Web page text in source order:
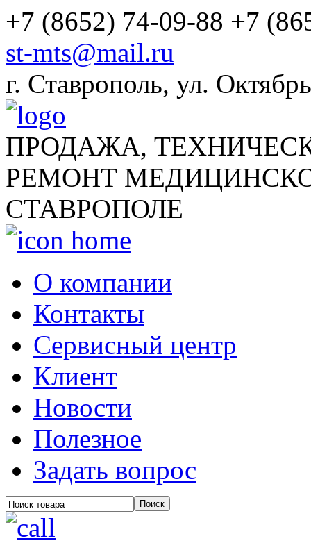
+7 (8652) 74-09-88 +7
st-mts@mail.ru
г. Ставрополь, ул.
ПРОДАЖА,
РЕМОНТ
СТАВРОПОЛЕ
О компании
Контакты
Сервисный центр
Клиент
Новости
Полезное
Задать вопрос